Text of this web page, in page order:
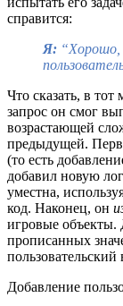
справится:
Я: “Хорошо,
Что сказать, в
запрос он смог
возрастающей
предыдущей.
(то есть
добавил новую
уместна,
код. Наконец, он
игровые объекты.
прописанных
Добавление